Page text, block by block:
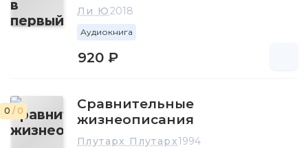
Ли Ю2018
Аудиокнига
920 ₽
0 / 0
Сравнительные
жизнеописания
Плутарх Плутарх1994